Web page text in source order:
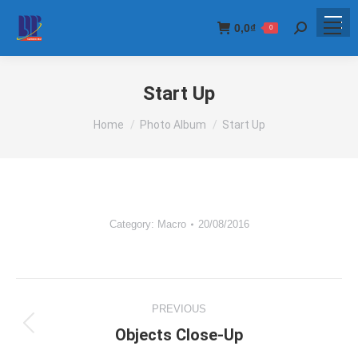
0,0₫ 0 Search:
Start Up
You are here:
Home Photo Album Start Up
Category: Macro 20/08/2016
navigation
PREVIOUS
Previous
Objects Close-Up